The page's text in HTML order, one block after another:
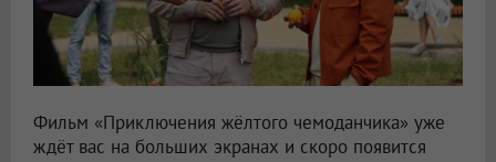
Фильм «Приключения жёлтого чемоданчика» уже
ждёт вас на больших экранах и скоро появится